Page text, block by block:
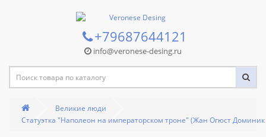
+79687644121
info@veronese-desing.ru
Великие люди
Статуэтка "Наполеон на императорском троне" (Жан Огюст Доминик